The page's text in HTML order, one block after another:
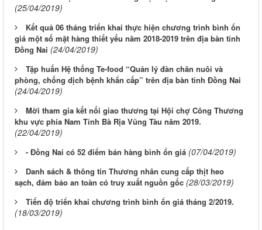
(25/04/2019)
Kết quả 06 tháng triển khai thực hiện chương trình bình ổn
giá một số mặt hàng thiết yếu năm 2018-2019 trên địa bàn tỉnh
Đồng Nai (24/04/2019)
Tập huấn Hệ thống Te-food “Quản lý đàn chăn nuôi và
phòng, chống dịch bệnh khẩn cấp” trên địa bàn tỉnh Đồng Nai
(24/04/2019)
Mời tham gia kết nối giao thương tại Hội chợ Công Thương
khu vực phía Nam Tỉnh Bà Rịa Vũng Tàu năm 2019.
(22/04/2019)
- Đồng Nai có 52 điểm bán hàng bình ổn giá (07/04/2019)
Danh sách & thông tin Thương nhân cung cấp thịt heo
sạch, đảm bảo an toàn có truy xuất nguồn gốc (28/03/2019)
Tiến độ triển khai chương trình bình ổn giá tháng 2/2019.
(18/03/2019)